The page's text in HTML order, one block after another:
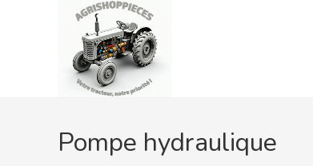
Pompe hydraulique